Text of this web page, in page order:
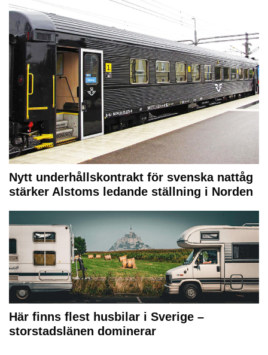
Nytt underhållskontrakt för svenska nattåg
stärker Alstoms ledande ställning i Norden
Här finns flest husbilar i Sverige –
storstadslänen dominerar